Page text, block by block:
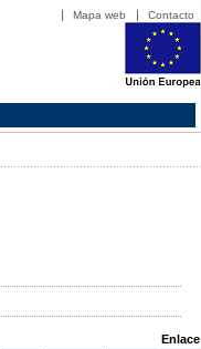
Mapa web Contacto
Enlace